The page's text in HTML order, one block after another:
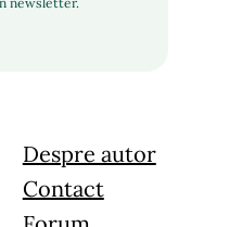
Despre autor
Contact